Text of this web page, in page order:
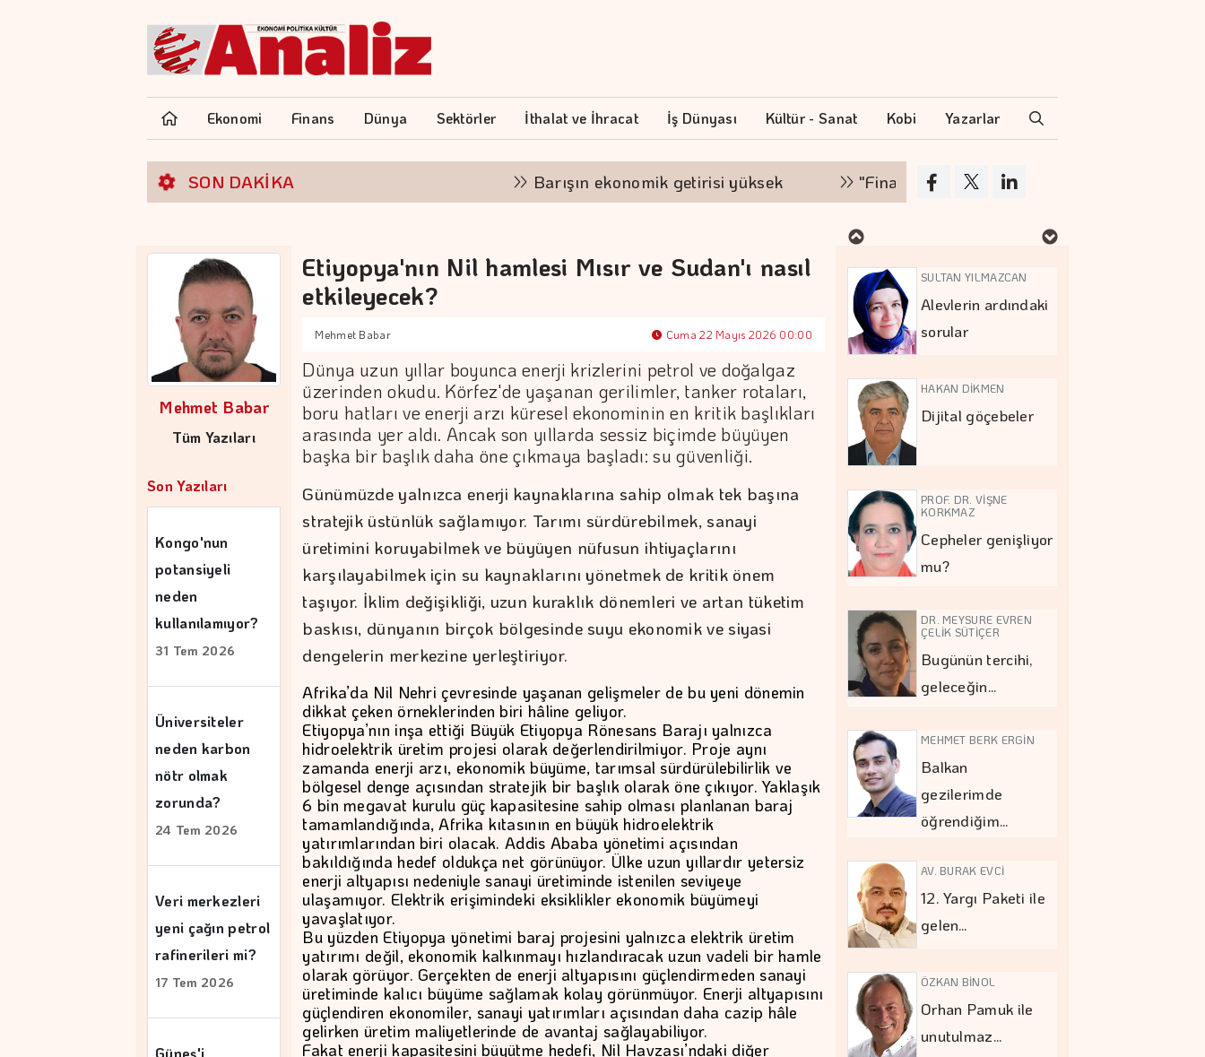
Ekonomi Finans Dünya Sektörler İthalat ve İhracat İş Dünyası Kültür - Sanat Kobi Yazarlar
SON DAKİKA Barışın ekonomik getirisi yüksek "Finansman zinciri kırılırsa üretim zinciri de durur"
Mehmet Babar
Tüm Yazıları
Son Yazıları
Kongo'nun
potansiyeli
neden
kullanılamıyor?
31 Tem 2026
Üniversiteler
neden karbon
nötr olmak
zorunda?
24 Tem 2026
Veri merkezleri
yeni çağın petrol
rafinerileri mi?
17 Tem 2026
Etiyopya'nın Nil hamlesi Mısır ve Sudan'ı nasıl
etkileyecek?
Mehmet Babar Cuma 22 Mayıs 2026 00:00
Dünya uzun yıllar boyunca enerji krizlerini petrol ve doğalgaz
üzerinden okudu. Körfez'de yaşanan gerilimler, tanker rotaları,
boru hatları ve enerji arzı küresel ekonominin en kritik başlıkları
arasında yer aldı. Ancak son yıllarda sessiz biçimde büyüyen
başka bir başlık daha öne çıkmaya başladı: su güvenliği.
Günümüzde yalnızca enerji kaynaklarına sahip olmak tek başına
stratejik üstünlük sağlamıyor. Tarımı sürdürebilmek, sanayi
üretimini koruyabilmek ve büyüyen nüfusun ihtiyaçlarını
karşılayabilmek için su kaynaklarını yönetmek de kritik önem
taşıyor. İklim değişikliği, uzun kuraklık dönemleri ve artan tüketim
baskısı, dünyanın birçok bölgesinde suyu ekonomik ve siyasi
dengelerin merkezine yerleştiriyor.
Afrika’da Nil Nehri çevresinde yaşanan gelişmeler de bu yeni dönemin
dikkat çeken örneklerinden biri hâline geliyor.
Etiyopya’nın inşa ettiği Büyük Etiyopya Rönesans Barajı yalnızca
hidroelektrik üretim projesi olarak değerlendirilmiyor. Proje aynı
zamanda enerji arzı, ekonomik büyüme, tarımsal sürdürülebilirlik ve
bölgesel denge açısından stratejik bir başlık olarak öne çıkıyor. Yaklaşık
6 bin megavat kurulu güç kapasitesine sahip olması planlanan baraj
tamamlandığında, Afrika kıtasının en büyük hidroelektrik
yatırımlarından biri olacak. Addis Ababa yönetimi açısından
bakıldığında hedef oldukça net görünüyor. Ülke uzun yıllardır yetersiz
enerji altyapısı nedeniyle sanayi üretiminde istenilen seviyeye
ulaşamıyor. Elektrik erişimindeki eksiklikler ekonomik büyümeyi
yavaşlatıyor.
Bu yüzden Etiyopya yönetimi baraj projesini yalnızca elektrik üretim
yatırımı değil, ekonomik kalkınmayı hızlandıracak uzun vadeli bir hamle
olarak görüyor. Gerçekten de enerji altyapısını güçlendirmeden sanayi
üretiminde kalıcı büyüme sağlamak kolay görünmüyor. Enerji altyapısını
güçlendiren ekonomiler, sanayi yatırımları açısından daha cazip hâle
gelirken üretim maliyetlerinde de avantaj sağlayabiliyor.
Fakat enerji kapasitesini büyütme hedefi, Nil Havzası’ndaki diğer
rafları arasında…
Aç kalan sadece
SULTAN YILMAZCAN
Alevlerin ardındaki
sorular
HAKAN DİKMEN
Dijital göçebeler
PROF. DR. VİŞNE
KORKMAZ
Cepheler genişliyor
mu?
DR. MEYSURE EVREN
ÇELİK SÜTİÇER
Bugünün tercihi,
geleceğin…
MEHMET BERK ERGİN
Balkan
gezilerimde
öğrendiğim…
AV. BURAK EVCİ
12. Yargı Paketi ile
gelen…
ÖZKAN BİNOL
Orhan Pamuk ile
unutulmaz…